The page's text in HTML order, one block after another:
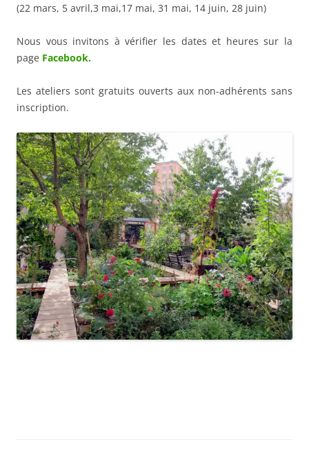
(22 mars, 5 avril,3 mai,17 mai, 31 mai, 14 juin, 28 juin)
Nous vous invitons à vérifier les dates et heures sur la
page Facebook.
Les ateliers sont gratuits ouverts aux non-adhérents sans
inscription.